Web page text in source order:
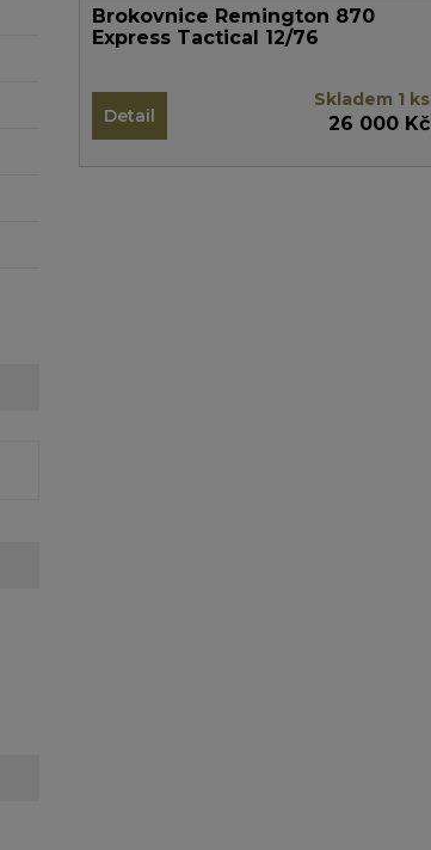
Brokovnice Remington 870
Express Tactical 12/76
Detail
Skladem 1 ks
26 000 Kč